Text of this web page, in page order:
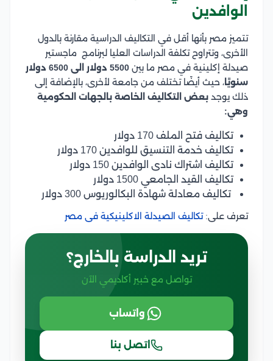
الوافدين
تتميز مصر بأنها أقل في التكاليف الدراسية مقارنة بالدول
الأخرى، وتتراوح تكلفة الدراسات العليا لبرنامج ماجستير
صيدلة إكلينية في مصر ما بين
5500 دولار الى 6500 دولار
سنويًا، حيث أيضًا تختلف من جامعة لأخرى، بالإضافة إلى
ذلك يوجد بعض التكاليف الخاصة بالجهات الحكومية
وهي:
تكاليف فتح الملف 170 دولار
تكاليف خدمة التنسيق للوافدين 170 دولار
تكاليف اشتراك نادى الوافدين 150 دولار
تكاليف القيد الجامعي 1500 دولار
تكاليف معادلة شهادة البكالوريوس 300 دولار
تعرف على:تكاليف الصيدلة الاكلينيكية فى مصر
تريد الدراسة بالخارج؟
تواصل مع خبير أكاديمي الآن
واتساب
اتصل بنا